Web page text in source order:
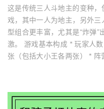
这是传统三人斗地主的变种
戏，其中一人为地主，另外
型组合更丰富，尤其是“炸弹
激。 游戏基本构成 * 玩家人
张（包括大小王各两张） *